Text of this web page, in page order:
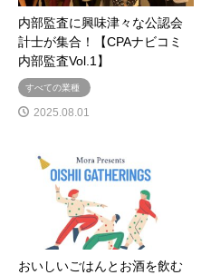
内部監査に興味津々な公認会
計士が集合！【CPAナビコミ
内部監査Vol.1】
すべての業種
2025.08.01
おいしいごはんとお酒を飲む